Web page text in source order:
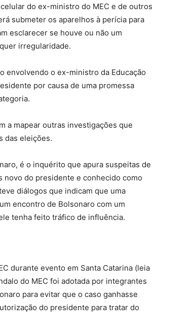
do ex-ministro do MEC e de outros
submeter os aparelhos à perícia para
esclarecer se houve ou não um
irregularidade.
envolvendo o ex-ministro da Educação
por causa de uma promessa
a mapear outras investigações que
das eleições.
é o inquérito que apura suspeitas de
novo do presidente e conhecido como
diálogos que indicam que uma
encontro de Bolsonaro com um
tenha feito tráfico de influência.
durante evento em Santa Catarina (leia
do MEC foi adotada por integrantes
para evitar que o caso ganhasse
do presidente para tratar do